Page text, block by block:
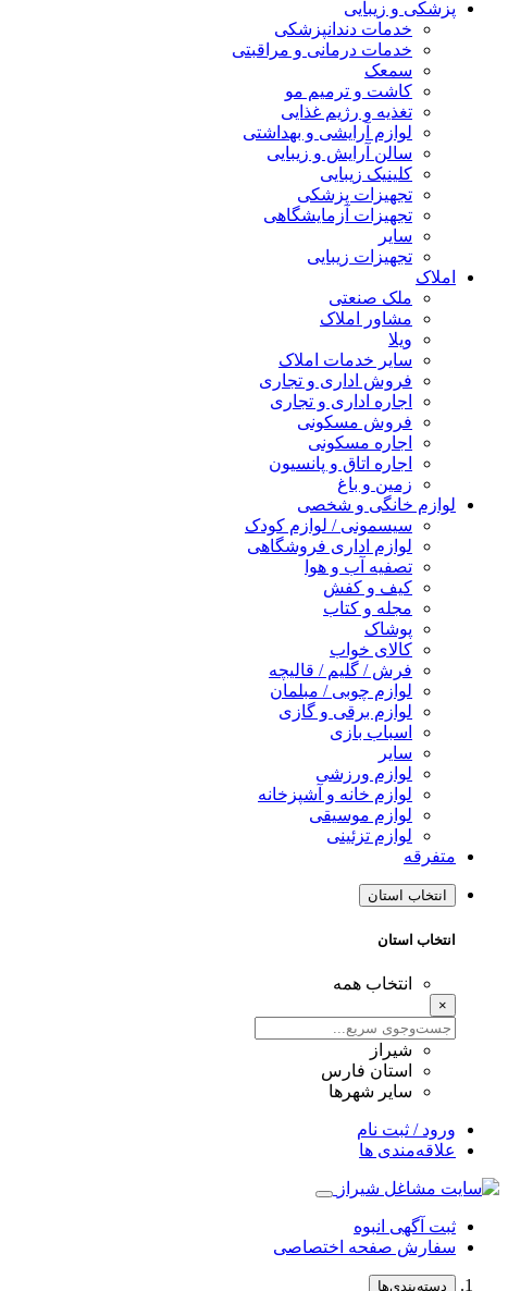
پزشکی و زیبایی
خدمات دندانپزشکی
خدمات درمانی و مراقبتی
سمعک
کاشت و ترمیم مو
تغذیه و رژیم غذایی
لوازم آرایشی و بهداشتی
سالن آرایش و زیبایی
کلینیک زیبایی
تجهیزات پزشکی
تجهیزات آزمایشگاهی
سایر
تجهیزات زیبایی
املاک
ملک صنعتی
مشاور املاک
ویلا
سایر خدمات املاک
فروش اداری و تجاری
اجاره اداری و تجاری
فروش مسکونی
اجاره مسکونی
اجاره اتاق و پانسیون
زمین و باغ
لوازم خانگی و شخصی
سیسمونی / لوازم کودک
لوازم اداری فروشگاهی
تصفیه آب و هوا
کیف و کفش
مجله و کتاب
پوشاک
کالای خواب
فرش / گلیم / قالیچه
لوازم چوبی / مبلمان
لوازم برقی و گازی
اسباب بازی
سایر
لوازم ورزشی
لوازم خانه و آشپزخانه
لوازم موسیقی
لوازم تزئینی
متفرقه
انتخاب استان
انتخاب استان
انتخاب همه
×
شیراز
استان فارس
سایر شهرها
ورود / ثبت نام
علاقه‌مندی ها
ثبت آگهی انبوه
سفارش صفحه اختصاصی
دسته‌بندی‌ها